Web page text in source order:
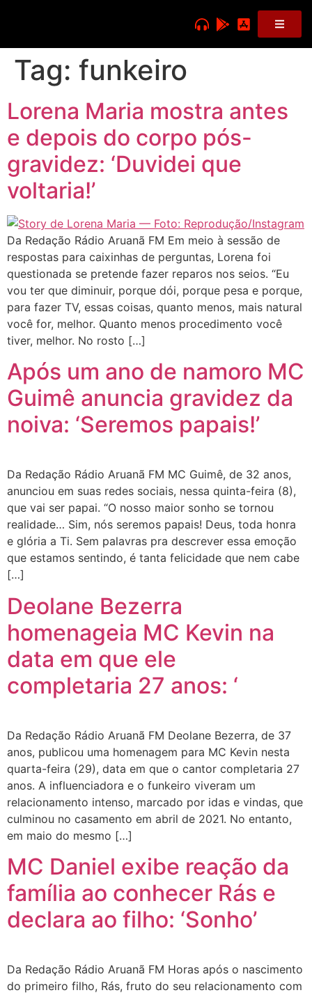
Tag: funkeiro
Lorena Maria mostra antes
e depois do corpo pós-
gravidez: ‘Duvidei que
voltaria!’
Da Redação Rádio Aruanã FM Em meio à sessão de
respostas para caixinhas de perguntas, Lorena foi
questionada se pretende fazer reparos nos seios. “Eu
vou ter que diminuir, porque dói, porque pesa e porque,
para fazer TV, essas coisas, quanto menos, mais natural
você for, melhor. Quanto menos procedimento você
tiver, melhor. No rosto […]
Após um ano de namoro MC
Guimê anuncia gravidez da
noiva: ‘Seremos papais!’
Da Redação Rádio Aruanã FM MC Guimê, de 32 anos,
anunciou em suas redes sociais, nessa quinta-feira (8),
que vai ser papai. “O nosso maior sonho se tornou
realidade… Sim, nós seremos papais! Deus, toda honra
e glória a Ti. Sem palavras pra descrever essa emoção
que estamos sentindo, é tanta felicidade que nem cabe
[…]
Deolane Bezerra
homenageia MC Kevin na
data em que ele
completaria 27 anos: ‘
Da Redação Rádio Aruanã FM Deolane Bezerra, de 37
anos, publicou uma homenagem para MC Kevin nesta
quarta-feira (29), data em que o cantor completaria 27
anos. A influenciadora e o funkeiro viveram um
relacionamento intenso, marcado por idas e vindas, que
culminou no casamento em abril de 2021. No entanto,
em maio do mesmo […]
MC Daniel exibe reação da
família ao conhecer Rás e
declara ao filho: ‘Sonho’
Da Redação Rádio Aruanã FM Horas após o nascimento
do primeiro filho, Rás, fruto do seu relacionamento com